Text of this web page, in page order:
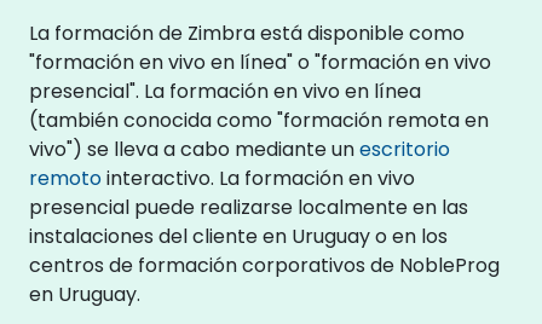
La formación de Zimbra está disponible como
"formación en vivo en línea" o "formación en vivo
presencial". La formación en vivo en línea
(también conocida como "formación remota en
vivo") se lleva a cabo mediante unescritorio
remotointeractivo. La formación en vivo
presencial puede realizarse localmente en las
instalaciones del cliente en Uruguay o en los
centros de formación corporativos de NobleProg
en Uruguay.